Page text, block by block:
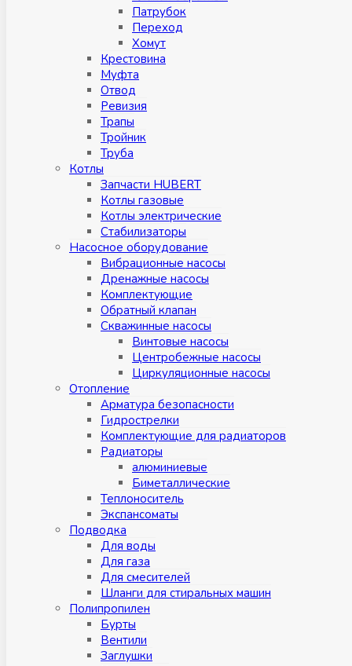
Патрубок
Переход
Хомут
Крестовина
Муфтa
Отвод
Ревизия
Трапы
Тройник
Труба
Котлы
Запчасти HUBERT
Котлы газовые
Котлы электрические
Стабилизаторы
Насосное оборудование
Вибрационные насосы
Дренажные насосы
Комплектующие
Обратный клапан
Скважинные насосы
Винтовые насосы
Центробежные насосы
Циркуляционные насосы
Отопление
Арматура безопасности
Гидрострелки
Комплектующие для радиаторов
Радиаторы
алюминиевые
Биметаллические
Теплоноситель
Экспансоматы
Подводка
Для воды
Для газа
Для смесителей
Шланги для стиральных машин
Полипропилен
Бурты
Вентили
Заглушки